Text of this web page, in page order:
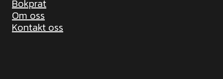
Bokprat
Om oss
Kontakt oss